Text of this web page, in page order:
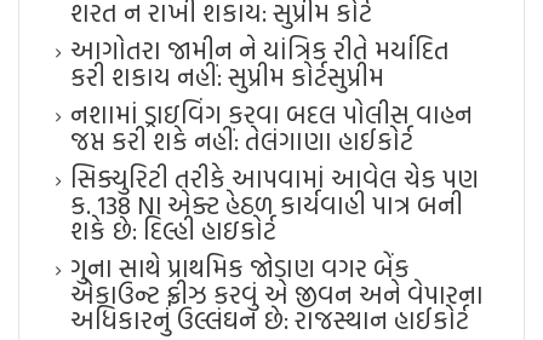
શરત ન રાખી શકાય: સુપ્રીમ કોર્ટ
આગોતરા જામીન ને યાંત્રિક રીતે મર્યાદિત
કરી શકાય નહીં: સુપ્રીમ કોર્ટ​સુપ્રીમ
નશામાં ડ્રાઇવિંગ કરવા બદલ પોલીસ વાહન
જપ્ત કરી શકે નહીં: તેલંગાણા હાઈકોર્ટ
સિક્યુરિટી તરીકે આપવામાં આવેલ ચેક પણ
ક. 138 NI એક્ટ હેઠળ કાર્યવાહી પાત્ર બની
શકે છે: દિલ્હી હાઇકોર્ટ
ગુના સાથે પ્રાથમિક જોડાણ વગર બેંક
એકાઉન્ટ ફ્રીઝ કરવું એ જીવન અને વેપારના
અધિકારનું ઉલ્લંઘન છે: રાજસ્થાન હાઈકોર્ટ